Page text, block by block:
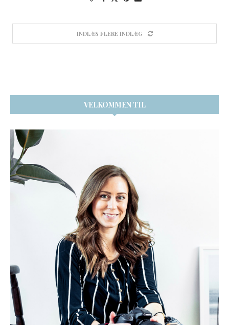
INDLÆS FLERE INDLÆG
VELKOMMEN TIL